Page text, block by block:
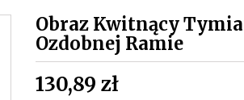
Obraz Kwitnący
Ozdobnej Ramie
130,89 zł